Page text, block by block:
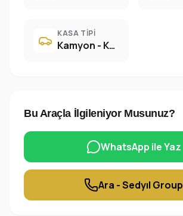
KASA TIPI
Kamyon - Kamyonet
Bu Araçla İlgileniyor Musunuz?
WhatsApp ile Yaz
Ara - Sedyıl Group